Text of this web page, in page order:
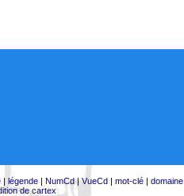
| légende| NumCd|VueCd| mot-clé| domaine
de cartex